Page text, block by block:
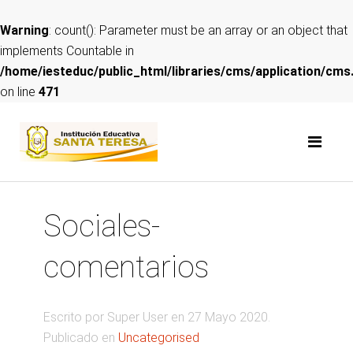
Warning: count(): Parameter must be an array or an object that
implements Countable in
/home/iesteduc/public_html/libraries/cms/application/
on line 471
Sociales-
comentarios
Escrito por Super User en 27 Mayo 2020.
Publicado en Uncategorised